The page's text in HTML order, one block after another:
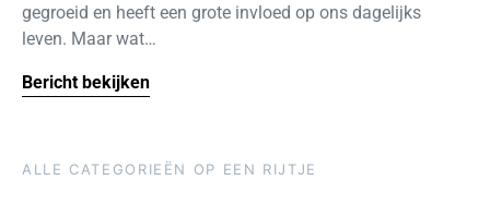
gegroeid en heeft een grote invloed op ons dagelijks
leven. Maar wat…
Bericht bekijken
ALLE CATEGORIEËN OP EEN RIJTJE